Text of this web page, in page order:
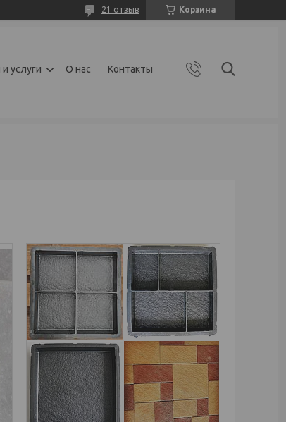
Корзина
21 отзыв
услуги О нас Контакты